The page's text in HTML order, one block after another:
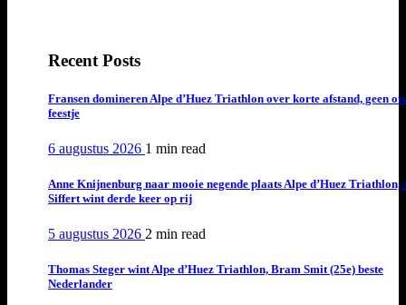
Recent Posts
Fransen domineren Alpe d’Huez Triathlon over korte afstand, geen
feestje
6 augustus 2026 1 min read
Anne Knijnenburg naar mooie negende plaats Alpe d’Huez Triathlon,
Siffert wint derde keer op rij
5 augustus 2026 2 min read
Thomas Steger wint Alpe d’Huez Triathlon, Bram Smit (25e) beste
Nederlander